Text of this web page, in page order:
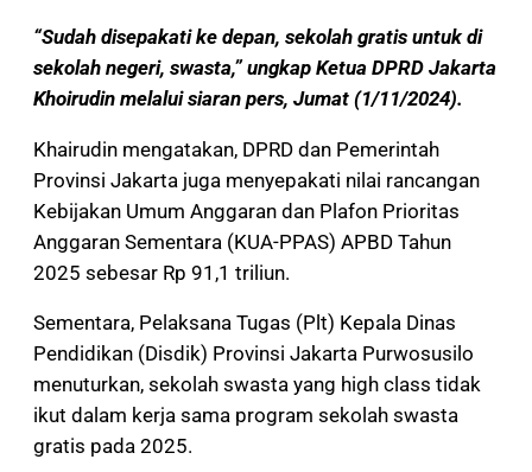
“Sudah disepakati ke depan, sekolah gratis untuk di
sekolah negeri, swasta,” ungkap Ketua DPRD Jakarta
Khoirudin melalui siaran pers, Jumat (1/11/2024).
Khairudin mengatakan, DPRD dan Pemerintah
Provinsi Jakarta juga menyepakati nilai rancangan
Kebijakan Umum Anggaran dan Plafon Prioritas
Anggaran Sementara (KUA-PPAS) APBD Tahun
2025 sebesar Rp 91,1 triliun.
Sementara, Pelaksana Tugas (Plt) Kepala Dinas
Pendidikan (Disdik) Provinsi Jakarta Purwosusilo
menuturkan, sekolah swasta yang high class tidak
ikut dalam kerja sama program sekolah swasta
gratis pada 2025.